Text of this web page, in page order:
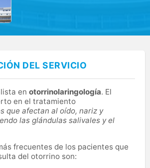
DEL SERVICIO
en otorrinolaringología. El
en el tratamiento
que afectan al oído, nariz y
las glándulas salivales y el
frecuentes de los pacientes que
del otorrino son: